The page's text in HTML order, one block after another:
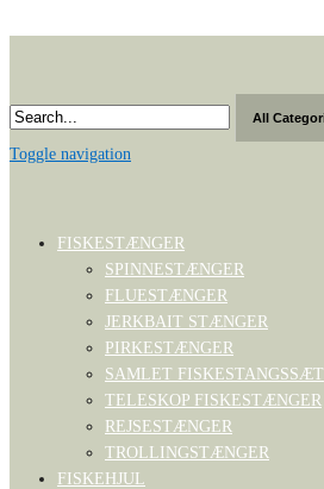
content
Toggle navigation
FISKESTÆNGER
SPINNESTÆNGER
FLUESTÆNGER
JERKBAIT STÆNGER
PIRKESTÆNGER
SAMLET FISKESTANGSSÆT
TELESKOP FISKESTÆNGER
REJSESTÆNGER
TROLLINGSTÆNGER
FISKEHJUL